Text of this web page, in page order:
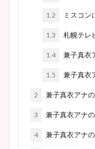
1.2 ミスコン
1.3 札幌テレ
1.4 兼子真衣
1.5 兼子真衣
2 兼子真衣アナ
3 兼子真衣アナ
4 兼子真衣アナ